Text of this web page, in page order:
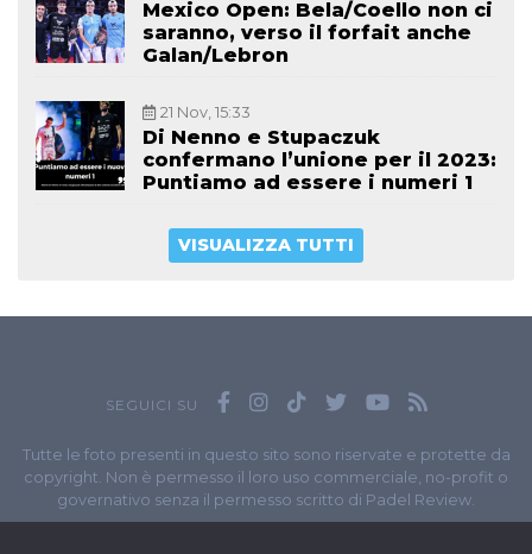
Mexico Open: Bela/Coello non ci
saranno, verso il forfait anche
Galan/Lebron
21 Nov, 15:33
Di Nenno e Stupaczuk
confermano l’unione per il 2023:
Puntiamo ad essere i numeri 1
VISUALIZZA TUTTI
SEGUICI SU
Tutte le foto presenti in questo sito sono riservate e protette da
copyright. Non è permesso il loro uso commerciale, no-profit o
governativo senza il permesso scritto di Padel Review.